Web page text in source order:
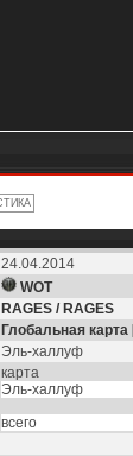
24.04.2014
WOT
RAGES / RAGES
Глобальная карта
Эль-халлуф
карта
Эль-халлуф
всего